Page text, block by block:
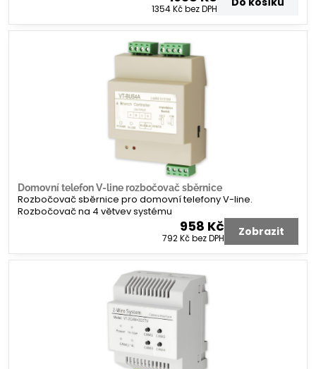
1354 Kčbez DPH
Domovní telefon V-line rozbočovač sběrnice
Rozbočovač sběrnice pro domovní telefony V-line.
Rozbočovač na 4 větvev systému
958 Kč
792 Kčbez DPH Zobrazit